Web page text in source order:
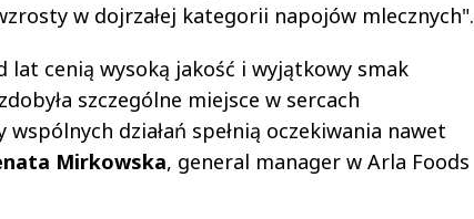
w dojrzałej kategorii napojów mlecznych".
lat cenią wysoką jakość i wyjątkowy smak
szczególne miejsce w sercach
działań spełnią oczekiwania nawet
Mirkowska, general manager w Arla Foods